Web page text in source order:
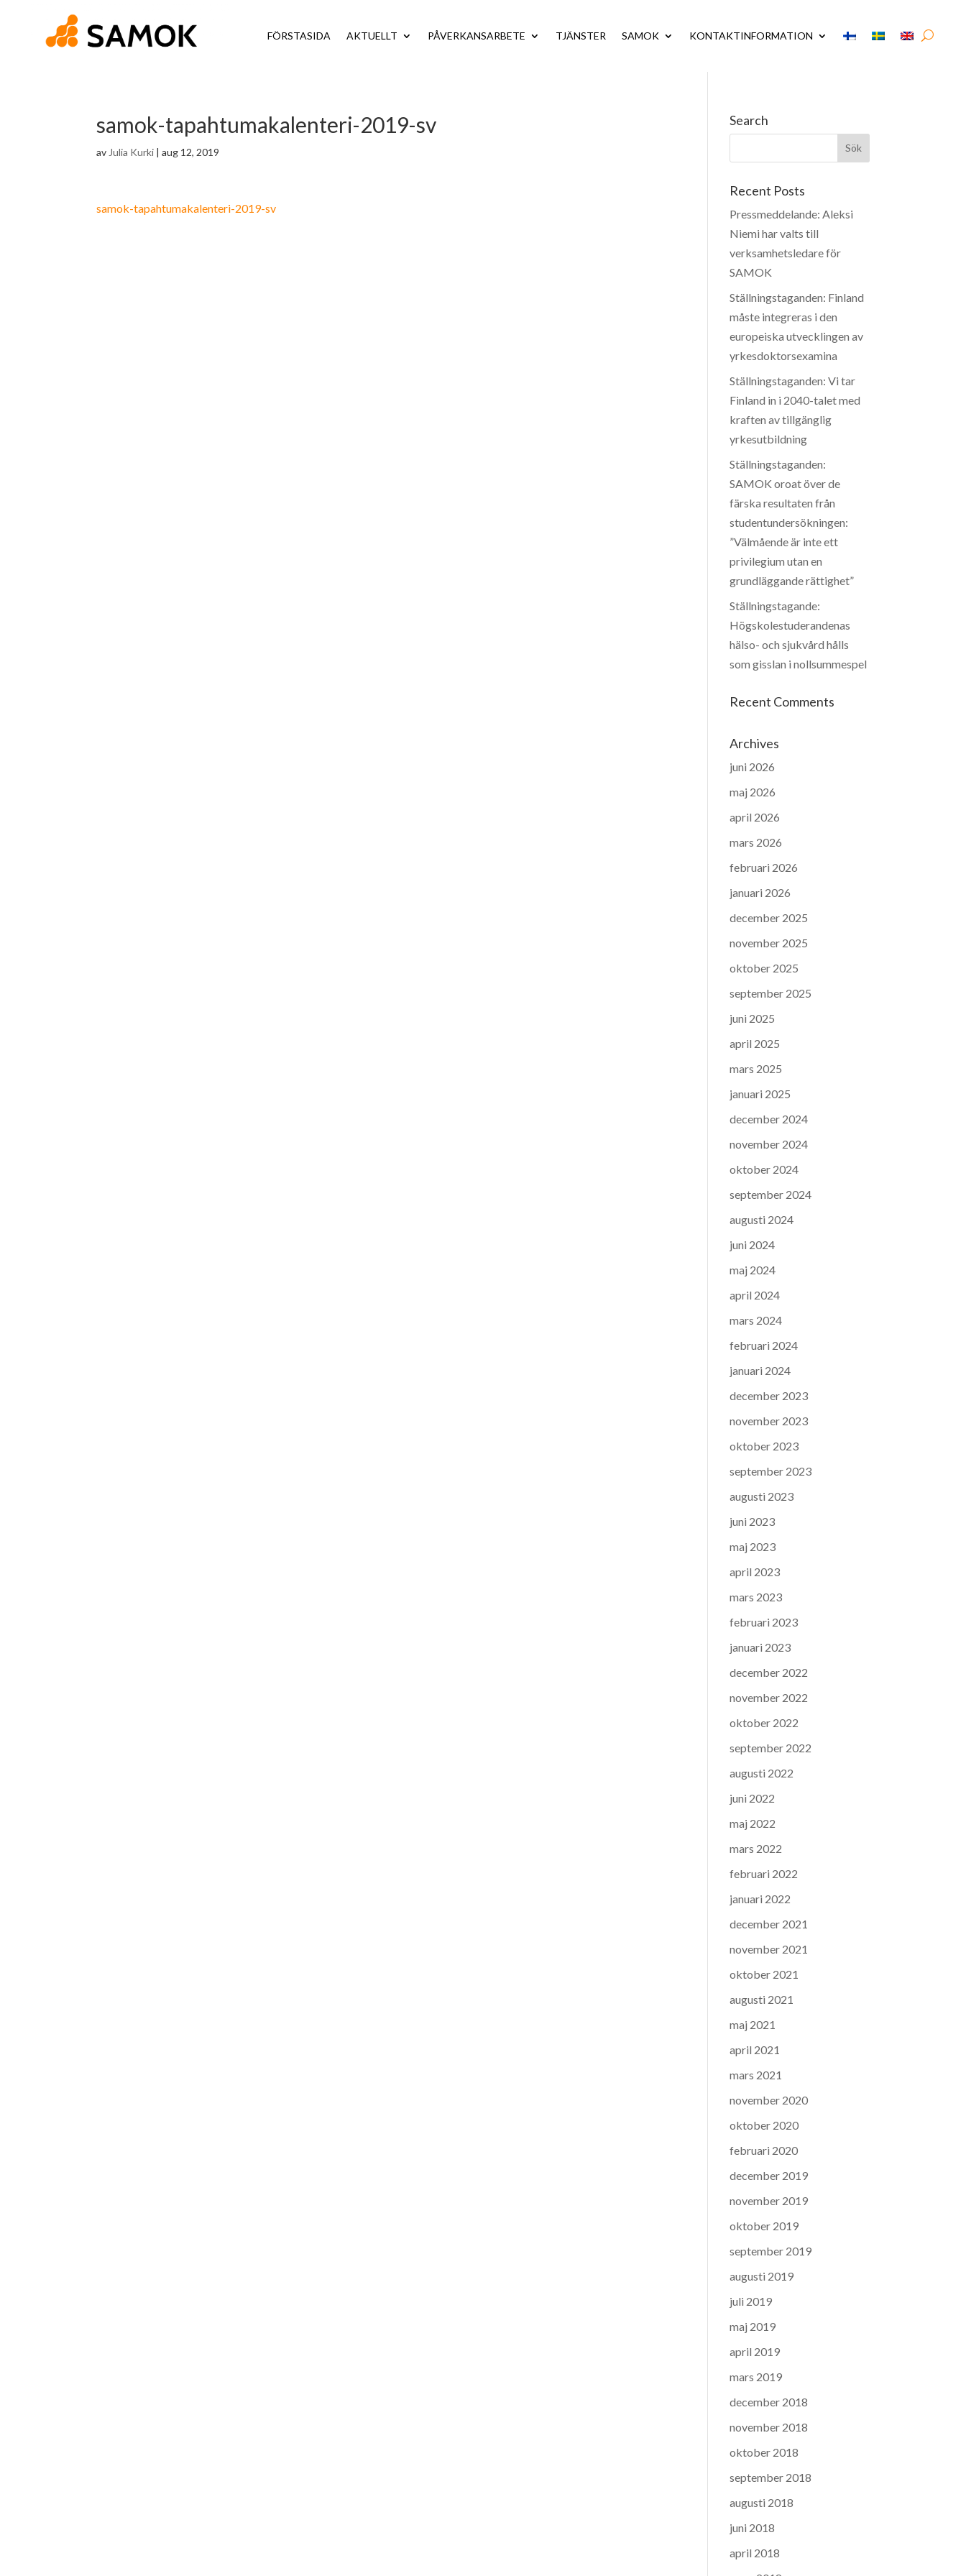
FÖRSTASIDA AKTUELLT PÅVERKANSARBETE TJÄNSTER SAMOK KONTAKTINFORMATION
samok-tapahtumakalenteri-2019-sv
av Julia Kurki |aug 12, 2019
samok-tapahtumakalenteri-2019-sv
Search
Recent Posts
Pressmeddelande: Aleksi
Niemi har valts till
verksamhetsledare för
SAMOK
Ställningstaganden: Finland
måste integreras i den
europeiska utvecklingen av
yrkesdoktorsexamina
Ställningstaganden: Vi tar
Finland in i 2040-talet med
kraften av tillgänglig
yrkesutbildning
Ställningstaganden:
SAMOK oroat över de
färska resultaten från
studentundersökningen:
”Välmående är inte ett
privilegium utan en
grundläggande rättighet”
Ställningstagande:
Högskolestuderandenas
hälso- och sjukvård hålls
som gisslan i nollsummespel
Recent Comments
Archives
juni 2026
maj 2026
april 2026
mars 2026
februari 2026
januari 2026
december 2025
november 2025
oktober 2025
september 2025
juni 2025
april 2025
mars 2025
januari 2025
december 2024
november 2024
oktober 2024
september 2024
augusti 2024
juni 2024
maj 2024
april 2024
mars 2024
februari 2024
januari 2024
december 2023
november 2023
oktober 2023
september 2023
augusti 2023
juni 2023
maj 2023
april 2023
mars 2023
februari 2023
januari 2023
december 2022
november 2022
oktober 2022
september 2022
augusti 2022
juni 2022
maj 2022
mars 2022
februari 2022
januari 2022
december 2021
november 2021
oktober 2021
augusti 2021
maj 2021
april 2021
mars 2021
november 2020
oktober 2020
februari 2020
december 2019
november 2019
oktober 2019
september 2019
augusti 2019
juli 2019
maj 2019
april 2019
mars 2019
december 2018
november 2018
oktober 2018
september 2018
augusti 2018
juni 2018
april 2018